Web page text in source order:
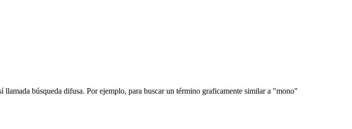
búsqueda difusa. Por ejemplo, para buscar un término graficamente similar a "mono"